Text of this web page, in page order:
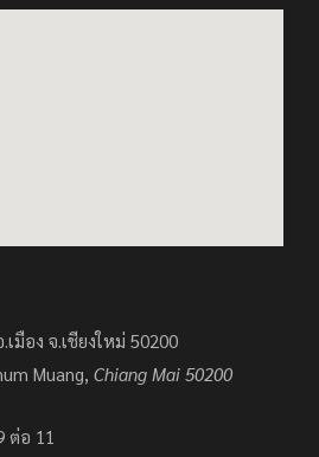
มือง จ.เชียงใหม่ 50200
Muang, Chiang Mai 50200
ต่อ 11